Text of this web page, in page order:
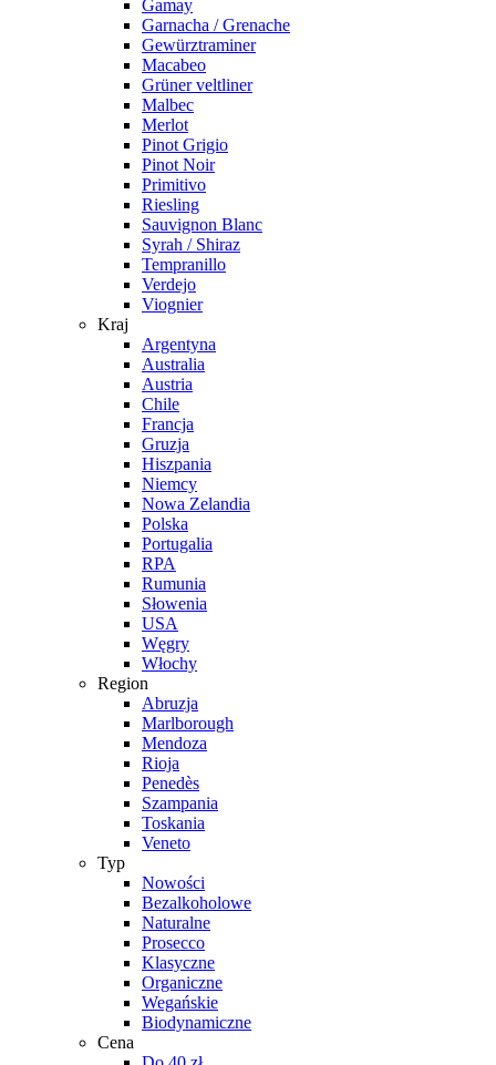
Gamay
Garnacha / Grenache
Gewürztraminer
Macabeo
Grüner veltliner
Malbec
Merlot
Pinot Grigio
Pinot Noir
Primitivo
Riesling
Sauvignon Blanc
Syrah / Shiraz
Tempranillo
Verdejo
Viognier
Kraj
Argentyna
Australia
Austria
Chile
Francja
Gruzja
Hiszpania
Niemcy
Nowa Zelandia
Polska
Portugalia
RPA
Rumunia
Słowenia
USA
Węgry
Włochy
Region
Abruzja
Marlborough
Mendoza
Rioja
Penedès
Szampania
Toskania
Veneto
Typ
Nowości
Bezalkoholowe
Naturalne
Prosecco
Klasyczne
Organiczne
Wegańskie
Biodynamiczne
Cena